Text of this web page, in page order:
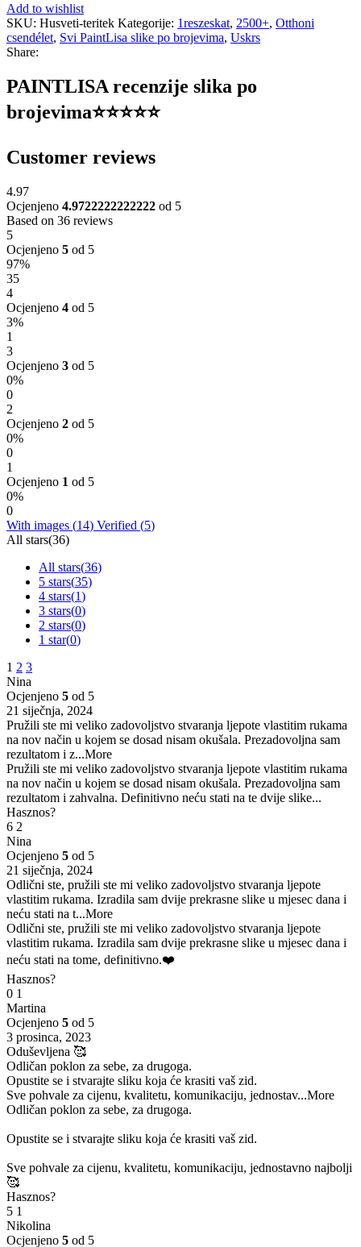
Add to wishlist
SKU: Husveti-teritek Kategorije: 1reszeskat, 2500+, Otthoni
csendélet, Svi PaintLisa slike po brojevima, Uskrs
Share:
PAINTLISA recenzije slika po
brojevima⭐️⭐️⭐️⭐️⭐️
Customer reviews
4.97
Ocjenjeno 4.9722222222222 od 5
Based on 36 reviews
5
Ocjenjeno 5 od 5
97%
35
4
Ocjenjeno 4 od 5
3%
1
3
Ocjenjeno 3 od 5
0%
0
2
Ocjenjeno 2 od 5
0%
0
1
Ocjenjeno 1 od 5
0%
0
With images (14) Verified (5)
All stars(36)
All stars(36)
5 stars(35)
4 stars(1)
3 stars(0)
2 stars(0)
1 star(0)
1 2 3
Nina
Ocjenjeno 5 od 5
21 siječnja, 2024
Pružili ste mi veliko zadovoljstvo stvaranja ljepote vlastitim rukama
na nov način u kojem se dosad nisam okušala. Prezadovoljna sam
rezultatom i z...More
Pružili ste mi veliko zadovoljstvo stvaranja ljepote vlastitim rukama
na nov način u kojem se dosad nisam okušala. Prezadovoljna sam
rezultatom i zahvalna. Definitivno neću stati na te dvije slike...
Hasznos?
6 2
Nina
Ocjenjeno 5 od 5
21 siječnja, 2024
Odlični ste, pružili ste mi veliko zadovoljstvo stvaranja ljepote
vlastitim rukama. Izradila sam dvije prekrasne slike u mjesec dana i
neću stati na t...More
Odlični ste, pružili ste mi veliko zadovoljstvo stvaranja ljepote
vlastitim rukama. Izradila sam dvije prekrasne slike u mjesec dana i
neću stati na tome, definitivno.❤️
Hasznos?
0 1
Martina
Ocjenjeno 5 od 5
3 prosinca, 2023
Oduševljena 🥰
Odličan poklon za sebe, za drugoga.
Opustite se i stvarajte sliku koja će krasiti vaš zid.
Sve pohvale za cijenu, kvalitetu, komunikaciju, jednostav...More
Odličan poklon za sebe, za drugoga.
Opustite se i stvarajte sliku koja će krasiti vaš zid.
Sve pohvale za cijenu, kvalitetu, komunikaciju, jednostavno najbolji
🥰
Hasznos?
5 1
Nikolina
Ocjenjeno 5 od 5